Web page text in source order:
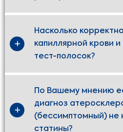
Насколько
капиллярной крови
тест-полосок?
По Вашему мнению
диагноз
(бессимптомный) не
статины?